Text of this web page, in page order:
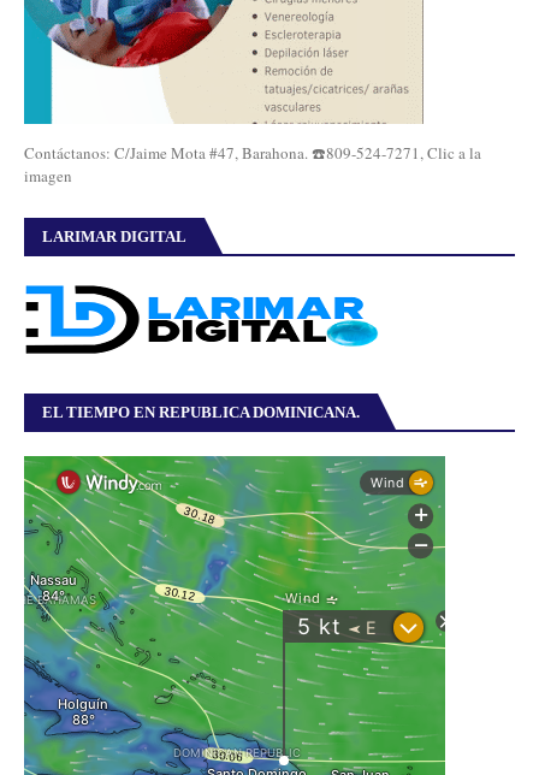
Contáctanos: C/Jaime Mota #47, Barahona. ☎️809-524-7271, Clic a la
imagen
LARIMAR DIGITAL
EL TIEMPO EN REPUBLICA DOMINICANA.